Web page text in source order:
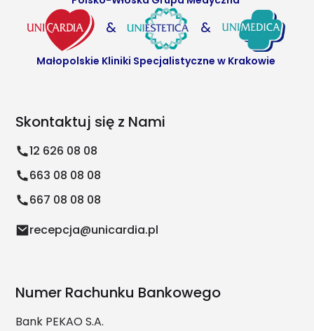
& &
Małopolskie Kliniki Specjalistyczne w Krakowie
Skontaktuj się z Nami
12 626 08 08
663 08 08 08
667 08 08 08
recepcja@unicardia.pl
Numer Rachunku Bankowego
Bank PEKAO S.A.